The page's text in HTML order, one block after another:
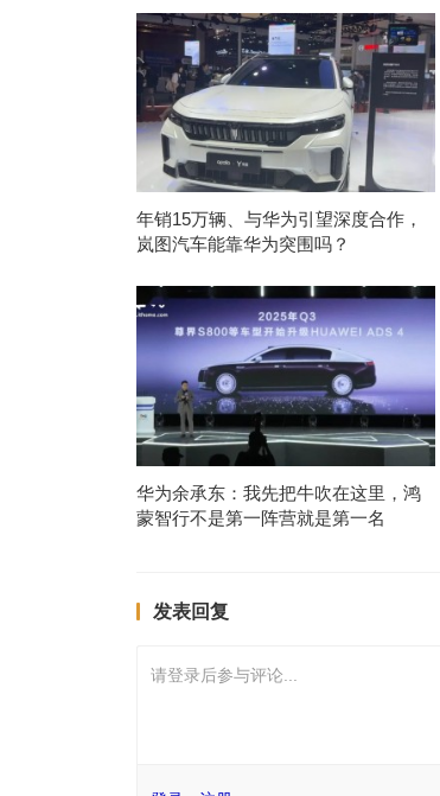
年销15万辆、与华为引望深度合作，
岚图汽车能靠华为突围吗？
华为余承东：我先把牛吹在这里，鸿
蒙智行不是第一阵营就是第一名
发表回复
请登录后参与评论...